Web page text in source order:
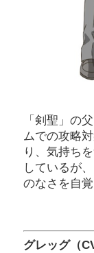
「剣聖」の
ムでの攻略
り、気持ち
しているが
のなさを自
グレッグ（